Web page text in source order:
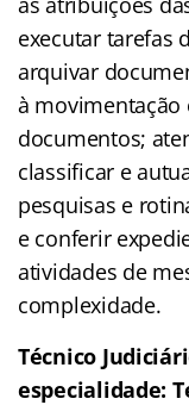
executar tarefas
arquivar
à movimentação
documentos;
classificar e
pesquisas e
e conferir
atividades de
complexidade.
Técnico
especialidade: